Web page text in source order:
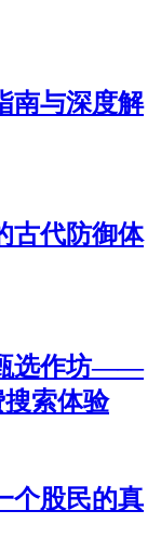
南与深度解
古代防御体
选作坊——
索体验
个股民的真